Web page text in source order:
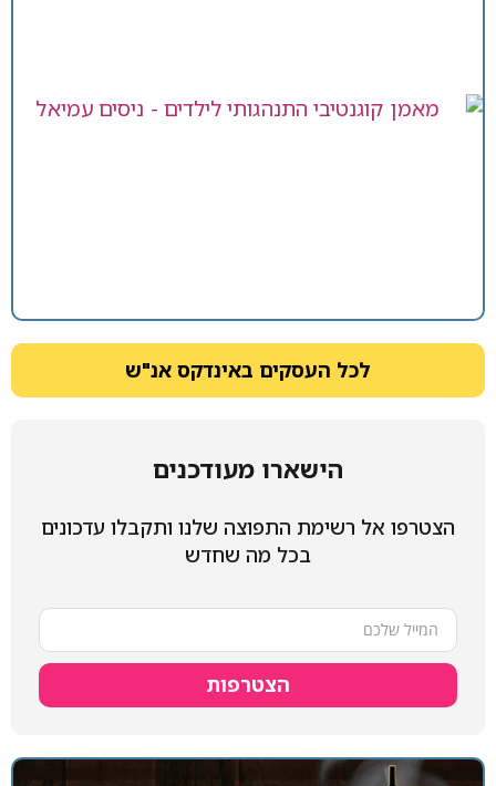
לכל העסקים באינדקס אנ"ש
הישארו מעודכנים
הצטרפו אל רשימת התפוצה שלנו ותקבלו עדכונים
בכל מה שחדש
הצטרפות